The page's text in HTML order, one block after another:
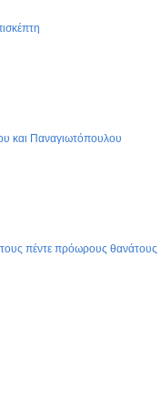
και Παναγιωτόπουλου
πέντε πρόωρους θανάτους